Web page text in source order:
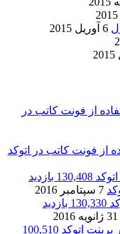
6 آوریل 2015
از فونت کاتب در اتوکد
130,408 بازدید
7 سپتامبر 2016
130,330 بازدید
31 ژانویه 2016
100,510